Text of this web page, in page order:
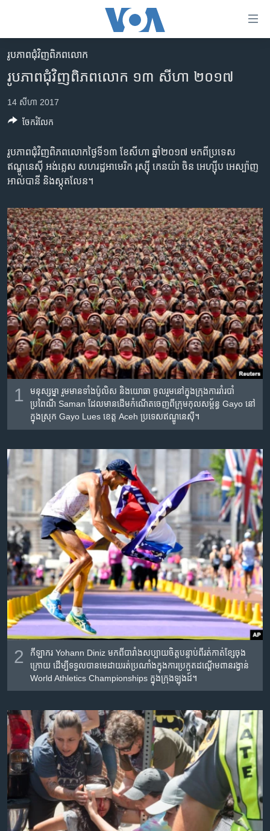
គេហទំព័រ​
រំលង​
និង​
ព័ត៌មាន​​
តែ​
ម្តង
និង​
ចូល​
ទៅ​
ទំព័រ​
រចនា
សម្ព័ន្ធ​
រំលង​
និង​
ចូល​
ទៅ​
កាន់​
ទំព័រ​
ស្វែង​
កម្ពុជា
អន្តរជាតិ
អាមេរិក
ហេឡូវីអូអេ
កម្ពុជាច្នៃប្រតិដ្ឋ
ទូរទស្សន៍ / វីដេអូ​
វិទ្យុ / ផតខាសថ៍
កម្មវិធីទាំងអស់
Khmer English
បណ្តាញ​សង្គម
ភាសា
រូបភាព​ជុំ​វិញ​ពិភពលោក
រូបភាព​ជុំវិញ​ពិភពលោក ១៣ សីហា ២០១៧
14 សីហា 2017
រូបភាព​ជុំវិញ​ពិភពលោក​ថ្ងៃទី១៣ ខែ​សីហា ឆ្នាំ​២០១៧ មក​ពី​ប្រទេស​
ឥណ្ឌូនេស៊ី អង់គ្លេស​ សហរដ្ឋ​អាមេរិក រុស្ស៊ី កេនយ៉ា ចិន អេហ្ស៊ីប អេស្ប៉ាញ
អាល់បានី និង​ស្កុតលែន។
1
មនុស្ស​ម្នា​ រួម​មាន​ទាំង​ប៉ូលិស និង​យោធា​ ចូលរួម​នៅ​ក្នុង​ក្រុង​ការ​រាំ​របាំ​
ប្រពៃណី Saman ដែល​មាន​ដើម​កំណើត​ចេញ​ពី​ក្រុម​កុលសម្ព័ន្ធ Gayo នៅ​
ក្នុង​ស្រុក Gayo Lues ខេត្ត Aceh ប្រទេស​ឥណ្ឌូនេស៊ី។
2
កីឡាករ Yohann Diniz មក​ពី​បារាំង​សប្បាយ​ចិត្ត​បន្ទាប់​ពី​រត់​កាត់​ខ្សែ​ចុង​
ក្រោយ​ ដើម្បី​ទទួល​បាន​មេដាយ​រត់​ប្រណាំង​ក្នុង​ការ​ប្រកួត​ដណ្តើម​ពានរង្វាន់
World Athletics Championships ក្នុង​ក្រុង​ឡុងដ៍។
ចែករំលែក